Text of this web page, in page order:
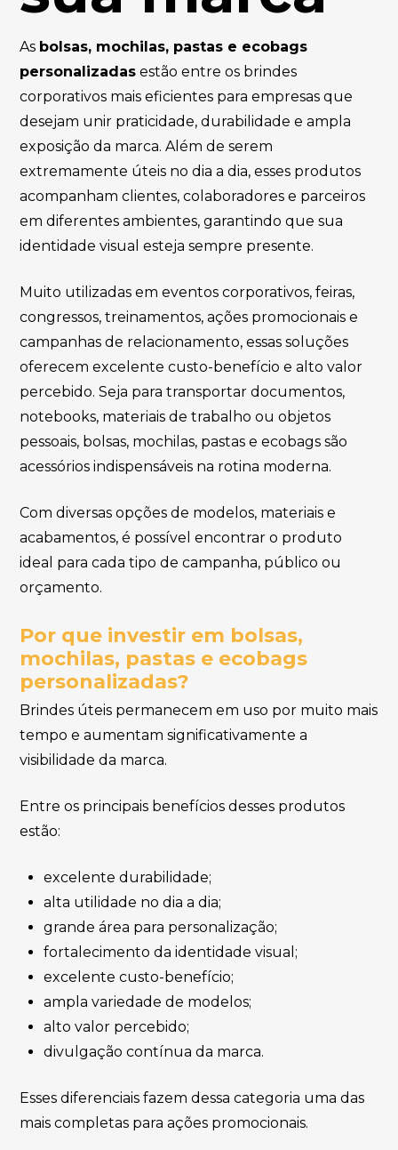
As bolsas, mochilas, pastas e ecobags
personalizadas estão entre os brindes
corporativos mais eficientes para empresas que
desejam unir praticidade, durabilidade e ampla
exposição da marca. Além de serem
extremamente úteis no dia a dia, esses produtos
acompanham clientes, colaboradores e parceiros
em diferentes ambientes, garantindo que sua
identidade visual esteja sempre presente.
Muito utilizadas em eventos corporativos, feiras,
congressos, treinamentos, ações promocionais e
campanhas de relacionamento, essas soluções
oferecem excelente custo-benefício e alto valor
percebido. Seja para transportar documentos,
notebooks, materiais de trabalho ou objetos
pessoais, bolsas, mochilas, pastas e ecobags são
acessórios indispensáveis na rotina moderna.
Com diversas opções de modelos, materiais e
acabamentos, é possível encontrar o produto
ideal para cada tipo de campanha, público ou
orçamento.
Por que investir em bolsas,
mochilas, pastas e ecobags
personalizadas?
Brindes úteis permanecem em uso por muito mais
tempo e aumentam significativamente a
visibilidade da marca.
Entre os principais benefícios desses produtos
estão:
excelente durabilidade;
alta utilidade no dia a dia;
grande área para personalização;
fortalecimento da identidade visual;
excelente custo-benefício;
ampla variedade de modelos;
alto valor percebido;
divulgação contínua da marca.
Esses diferenciais fazem dessa categoria uma das
mais completas para ações promocionais.